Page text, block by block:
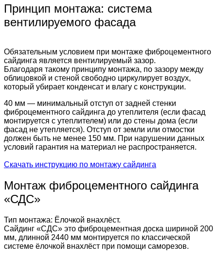
Принцип монтажа: система
вентилируемого фасада
Обязательным условием при монтаже фиброцементного
сайдинга является вентилируемый зазор.
Благодаря такому принципу монтажа, по зазору между
облицовкой и стеной свободно циркулирует воздух,
который убирает конденсат и влагу с конструкции.
40 мм — минимальный отступ от задней стенки
фиброцементного сайдинга до утеплителя (если фасад
монтируется с утеплителем) или до стены дома (если
фасад не утепляется). Отступ от земли или отмостки
должен быть не менее 150 мм. При нарушении данных
условий гарантия на материал не распространяется.
Скачать инструкцию по монтажу сайдинга
Монтаж фиброцементного сайдинга
«СДС»
Тип монтажа: Ёлочкой внахлёст.
Сайдинг «СДС» это фиброцементная доска шириной 200
мм, длинной 2440 мм монтируется по классической
системе ёлочкой внахлёст при помощи саморезов.